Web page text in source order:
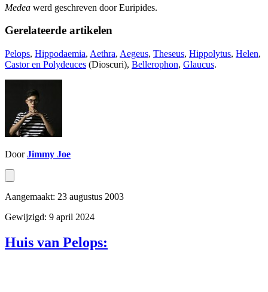
Medea werd geschreven door Euripides.
Gerelateerde artikelen
Pelops, Hippodaemia, Aethra, Aegeus, Theseus, Hippolytus, Helen,
Castor en Polydeuces (Dioscuri), Bellerophon, Glaucus.
DoorJimmy Joe
Aangemaakt: 23 augustus 2003
Gewijzigd: 9 april 2024
Huis van Pelops: